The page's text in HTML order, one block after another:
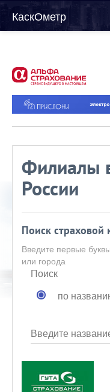
КаскОметр
Филиалы
России
Поиск страховой
Введите первые
или города
Поиск
по
Введите